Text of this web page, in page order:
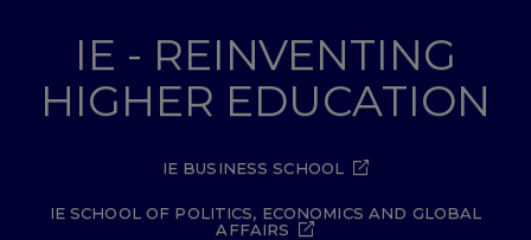
IE - REINVENTING
HIGHER EDUCATION
IE BUSINESS SCHOOL
IE SCHOOL OF POLITICS, ECONOMICS AND GLOBAL
AFFAIRS